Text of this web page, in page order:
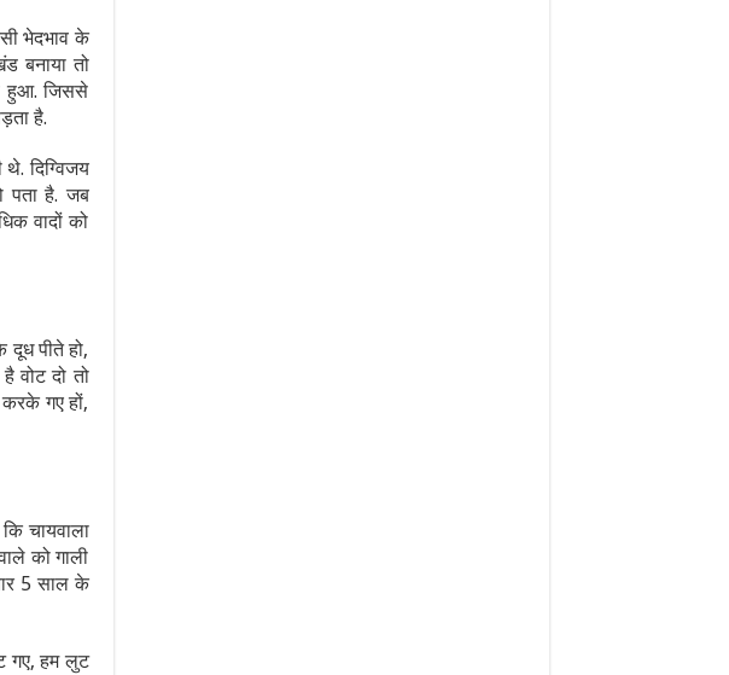
भेदभाव के
बनाया तो
हुआ. जिससे
है.
दिग्विजय
पता है. जब
वादों को
दूध पीते हो,
वोट दो तो
गए हों,
चायवाला
को गाली
5 साल के
गए, हम लुट